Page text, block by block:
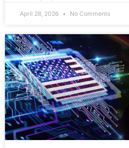
April 28, 2026 No Comments